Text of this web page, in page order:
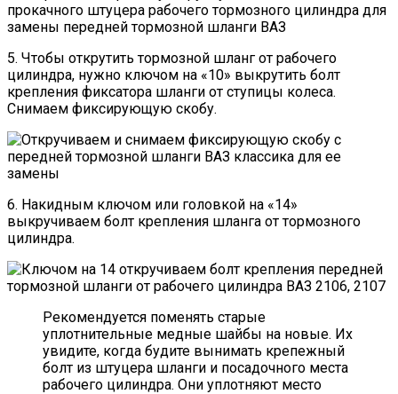
5. Чтобы открутить тормозной шланг от рабочего
цилиндра, нужно ключом на «10» выкрутить болт
крепления фиксатора шланги от ступицы колеса.
Снимаем фиксирующую скобу.
6. Накидным ключом или головкой на «14»
выкручиваем болт крепления шланга от тормозного
цилиндра.
Рекомендуется поменять старые
уплотнительные медные шайбы на новые. Их
увидите, когда будите вынимать крепежный
болт из штуцера шланги и посадочного места
рабочего цилиндра. Они уплотняют место